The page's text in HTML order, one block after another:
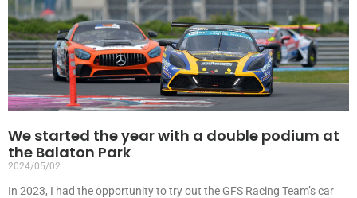
We started the year with a double podium at
the Balaton Park
2024/05/02
In 2023, I had the opportunity to try out the GFS Racing Team’s car